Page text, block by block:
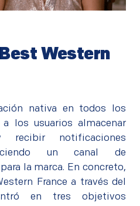
Western
nativa en todos los
los usuarios almacenar
notificaciones
un canal de
la marca. En concreto,
France a través del
en tres objetivos